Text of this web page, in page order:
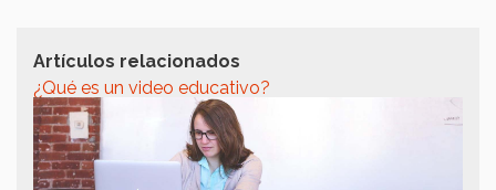
Artículos relacionados
¿Qué es un video educativo?